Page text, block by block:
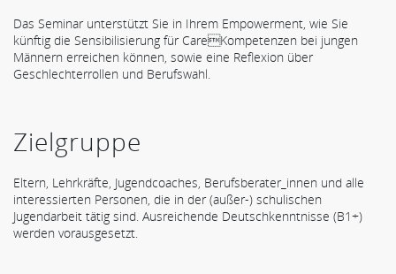
Das Seminar unterstützt Sie in Ihrem Empowerment, wie Sie
künftig die Sensibilisierung für CareKompetenzen bei jungen
Männern erreichen können, sowie eine Reflexion über
Geschlechterrollen und Berufswahl.
Zielgruppe
Eltern, Lehrkräfte, Jugendcoaches, Berufsberater_innen und alle
interessierten Personen, die in der (außer-) schulischen
Jugendarbeit tätig sind. Ausreichende Deutschkenntnisse (B1+)
werden vorausgesetzt.